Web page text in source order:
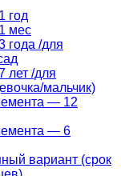
год
мес
года /для
лет /для
мальчик)
— 12
— 6
вариант (срок